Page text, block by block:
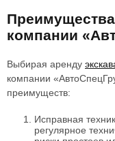
компании
Выбирая аренду
компании
преимуществ:
Исправная
регулярное